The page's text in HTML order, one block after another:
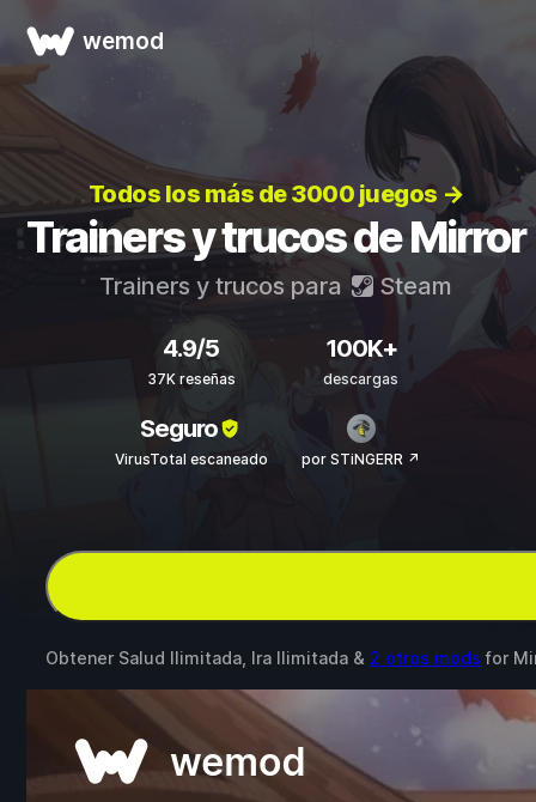
wemod
Todos los más de 3000 juegos →
Trainers y trucos de Mirror
Trainers y trucos para Steam
4.9/5
37K reseñas
100K+
descargas
Seguro
VirusTotal escaneado por STiNGERR ↗
Obtener Salud Ilimitada, Ira Ilimitada & 2 otros mods for